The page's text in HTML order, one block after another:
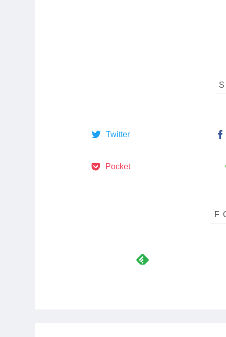
Twitter
Pocket